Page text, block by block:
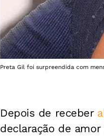
Preta Gil foi surpreendida com
Depois de receber
declaração de